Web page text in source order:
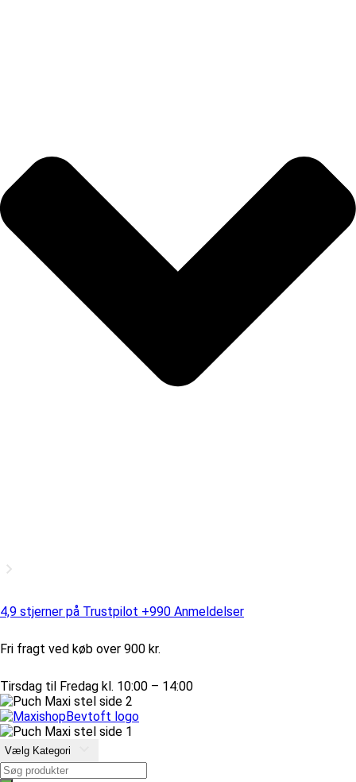
4,9 stjerner på Trustpilot +990 Anmeldelser
Fri fragt ved køb over 900 kr.
Tirsdag til Fredag kl. 10:00 – 14:00
Vælg Kategori
Products